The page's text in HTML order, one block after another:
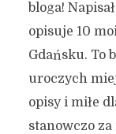
bloga!
opisuje 10
Gdańsku. To
uroczych
opisy i miłe
stanowczo za